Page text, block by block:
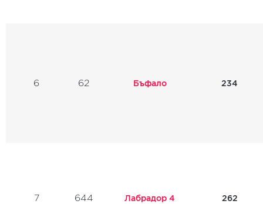
6 62 Бъфало 234
7 644 Лабрадор 4 262